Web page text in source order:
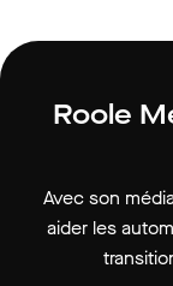
Roole
Avec son
aider les